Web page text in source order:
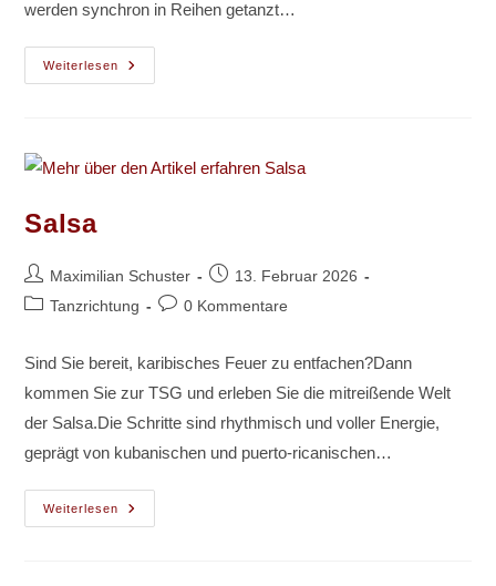
werden synchron in Reihen getanzt…
Weiterlesen Reihentänze
Salsa
Beitrags-
Autor:
Maximilian Schuster
Beitrag
veröffentlicht:
13. Februar 2026
Beitrags-
Tanzrichtung
Beitrags-
0 Kommentare
Sind Sie bereit, karibisches Feuer zu entfachen?Dann
kommen Sie zur TSG und erleben Sie die mitreißende Welt
der Salsa.Die Schritte sind rhythmisch und voller Energie,
geprägt von kubanischen und puerto-ricanischen…
Weiterlesen Salsa